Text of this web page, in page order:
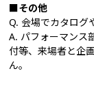
■その他
Q. 会場でカタログ
A. パフォーマンス
付等、来場者と企
ん。